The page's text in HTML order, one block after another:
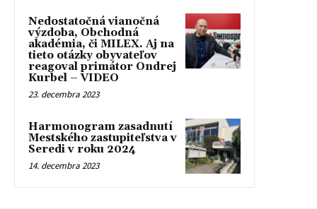
Nedostatočná vianočná
výzdoba, Obchodná
akadémia, či MILEX. Aj na
tieto otázky obyvateľov
reagoval primátor Ondrej
Kurbel – VIDEO
23. decembra 2023
Harmonogram zasadnutí
Mestského zastupiteľstva v
Seredi v roku 2024
14. decembra 2023